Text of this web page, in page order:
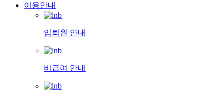
이용안내
입퇴원 안내
비급여 안내